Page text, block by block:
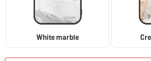
White marble